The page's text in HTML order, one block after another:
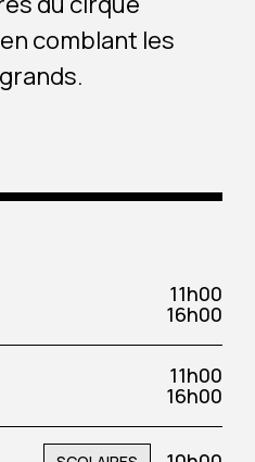
comblant les
11h00
16h00
11h00
16h00